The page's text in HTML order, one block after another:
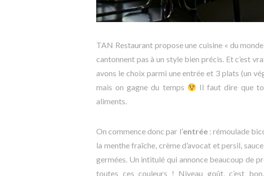
TAN Restaurant propose une cuisine « du
cantonnent pas à un style bien précis. Et c’est
avons le choix parmi une entrée et 3 plats (un
mais on gagne du temps
Il faut dire que
aliments.
On commence donc par l’entrée: rémoulade
la menthe fraîche, crème d’avocat et persil,
germées. Un intitulé qui annonce beaucoup de
toutes ces couleurs ! Niveau goût, c’est